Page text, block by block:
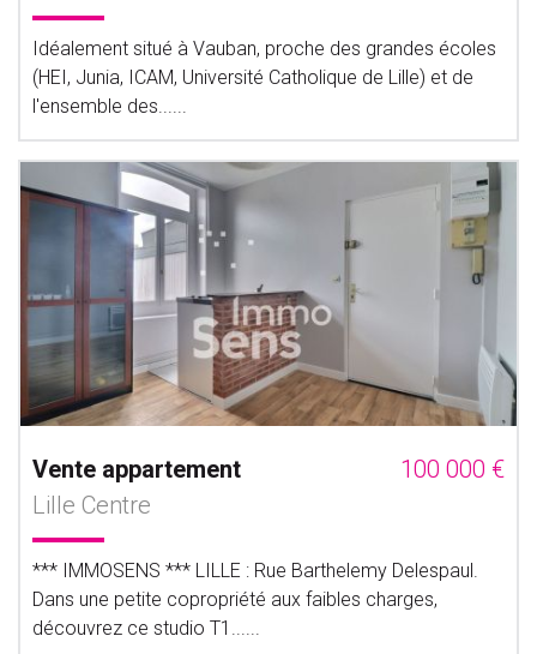
Idéalement situé à Vauban, proche des grandes écoles
(HEI, Junia, ICAM, Université Catholique de Lille) et de
l'ensemble des......
Vente appartement
100 000 €
Lille Centre
*** IMMOSENS *** LILLE : Rue Barthelemy Delespaul.
Dans une petite copropriété aux faibles charges,
découvrez ce studio T1......